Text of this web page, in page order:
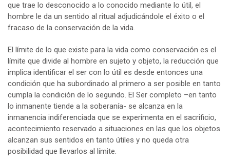
que trae lo desconocido a lo conocido mediante lo útil, el
hombre le da un sentido al ritual adjudicándole el éxito o el
fracaso de la conservación de la vida.
El límite de lo que existe para la vida como conservación es el
límite que divide al hombre en sujeto y objeto, la reducción que
implica identificar el ser con lo útil es desde entonces una
condición que ha subordinado al primero a ser posible en tanto
cumpla la condición de lo segundo. El Ser completo –en tanto
lo inmanente tiende a la soberanía- se alcanza en la
inmanencia indiferenciada que se experimenta en el sacrificio,
acontecimiento reservado a situaciones en las que los objetos
alcanzan sus sentidos en tanto útiles y no queda otra
posibilidad que llevarlos al límite.